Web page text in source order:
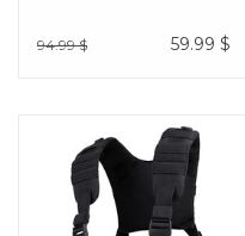
94.99 $ 59.99 $